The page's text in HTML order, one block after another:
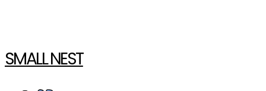
SMALL NEST